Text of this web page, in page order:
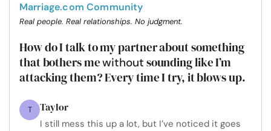
Marriage.com Community
Real people. Real relationships. No judgment.
How do I talk to my partner about something
that bothers mewithout sounding like I’m
attacking them? Every time I try, it blows up.
T Taylor
I still mess this up a lot, but I’ve noticed it goes